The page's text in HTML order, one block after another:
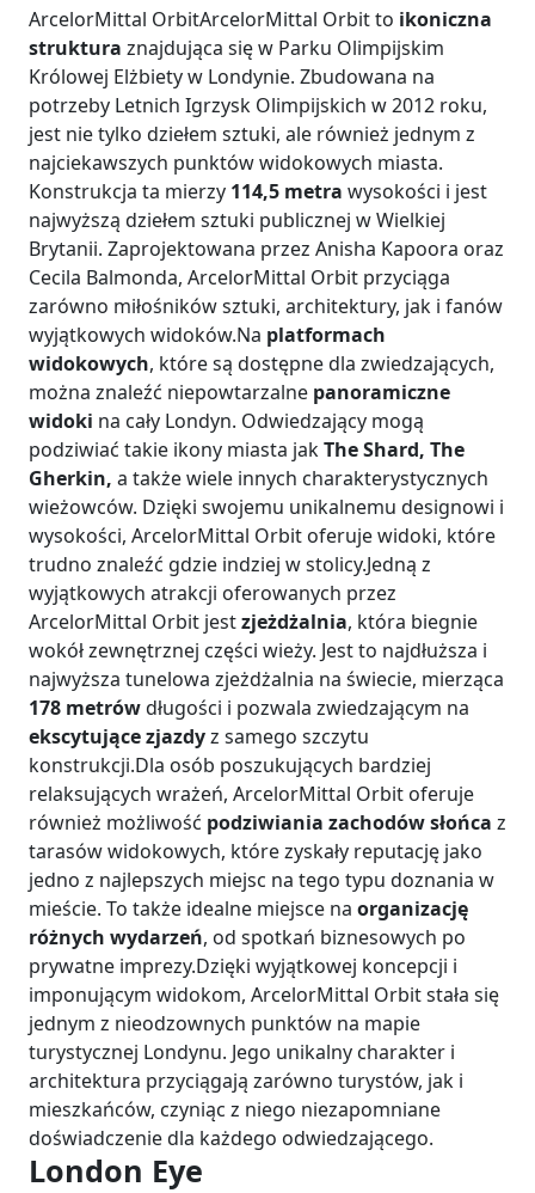
ArcelorMittal OrbitArcelorMittal Orbit to ikoniczna
struktura znajdująca się w Parku Olimpijskim
Królowej Elżbiety w Londynie. Zbudowana na
potrzeby Letnich Igrzysk Olimpijskich w 2012 roku,
jest nie tylko dziełem sztuki, ale również jednym z
najciekawszych punktów widokowych miasta.
Konstrukcja ta mierzy 114,5 metra wysokości i jest
najwyższą dziełem sztuki publicznej w Wielkiej
Brytanii. Zaprojektowana przez Anisha Kapoora oraz
Cecila Balmonda, ArcelorMittal Orbit przyciąga
zarówno miłośników sztuki, architektury, jak i fanów
wyjątkowych widoków.Na platformach
widokowych, które są dostępne dla zwiedzających,
można znaleźć niepowtarzalne panoramiczne
widoki na cały Londyn. Odwiedzający mogą
podziwiać takie ikony miasta jakThe Shard, The
Gherkin, a także wiele innych charakterystycznych
wieżowców. Dzięki swojemu unikalnemu designowi i
wysokości, ArcelorMittal Orbit oferuje widoki, które
trudno znaleźć gdzie indziej w stolicy.Jedną z
wyjątkowych atrakcji oferowanych przez
ArcelorMittal Orbit jestzjeżdżalnia, która biegnie
wokół zewnętrznej części wieży. Jest to najdłuższa i
najwyższa tunelowa zjeżdżalnia na świecie, mierząca
178 metrówdługości i pozwala zwiedzającym na
ekscytujące zjazdyz samego szczytu
konstrukcji.Dla osób poszukujących bardziej
relaksujących wrażeń, ArcelorMittal Orbit oferuje
również możliwość podziwiania zachodów słońca z
tarasów widokowych, które zyskały reputację jako
jedno z najlepszych miejsc na tego typu doznania w
mieście. To także idealne miejsce na organizację
różnych wydarzeń, od spotkań biznesowych po
prywatne imprezy.Dzięki wyjątkowej koncepcji i
imponującym widokom, ArcelorMittal Orbit stała się
jednym z nieodzownych punktów na mapie
turystycznej Londynu. Jego unikalny charakter i
architektura przyciągają zarówno turystów, jak i
mieszkańców, czyniąc z niego niezapomniane
doświadczenie dla każdego odwiedzającego.
London Eye